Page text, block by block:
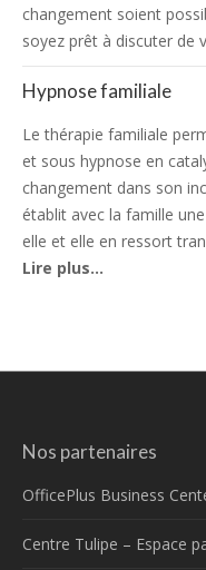
changement soient
soyez prêt à discuter de
Hypnose familiale
Le thérapie familiale
et sous hypnose en
changement dans son
établit avec la famille
elle et elle en ressort
Lire plus…
Nos partenaires
OfficePlus Business
Centre Tulipe – Espace